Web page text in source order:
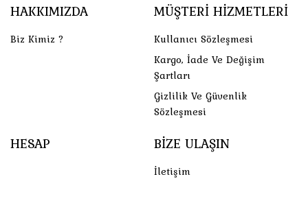
HAKKIMIZDA
Biz Kimiz ?
MÜŞTERI HIZMETLERI
Kullanıcı Sözleşmesi
Kargo, İade Ve Değişim
Şartları
Gizlilik Ve Güvenlik
Sözleşmesi
HESAP BIZE ULAŞIN
İletişim